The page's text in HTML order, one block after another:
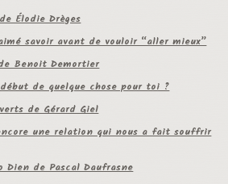
Élodie Drèges
savoir avant de vouloir “aller mieux”
Benoit Demortier
de quelque chose pour toi ?
de Gérard Giel
une relation qui nous a fait souffrir
de Pascal Daufrasne